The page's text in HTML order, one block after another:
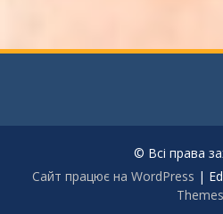
© Всі права
Сайт працює на WordPress |
Themes